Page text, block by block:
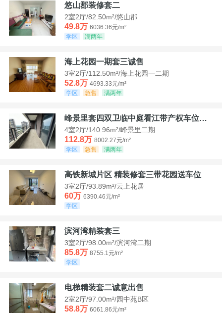
悠山郡装修套二
2室2厅/82.50m²/悠山郡
49.8万 6036.36元/m²
学区
满两年
海上花园一期套三诚售
3室2厅/112.50m²/海上花园一二期
52.8万 4693.33元/m²
学区
急售 满两年
峰景里套四双卫临中庭看江带产权车位诚售
4室2厅/140.96m²/峰景里二期
112.8万 8002.27元/m²
学区
急售 满两年
高铁新城片区 精装修套三带花园送车位
3室2厅/93.89m²/云上花居
60万 6390.46元/m²
学区
滨河湾精装套三
3室2厅/98.00m²/滨河湾二期
85.8万 8755.1元/m²
学区
电梯精装套二诚意出售
2室2厅/97.00m²/园中苑B区
58.8万 6061.86元/m²